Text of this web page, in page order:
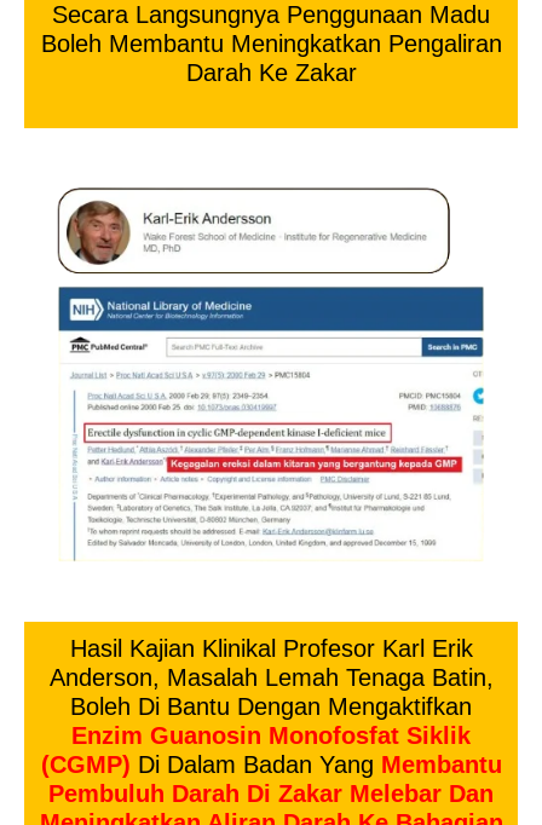
Secara Langsungnya Penggunaan Madu
Boleh Membantu Meningkatkan Pengaliran
Darah Ke Zakar
Hasil Kajian Klinikal Profesor Karl Erik
Anderson, Masalah Lemah Tenaga Batin,
Boleh Di Bantu Dengan Mengaktifkan
Enzim Guanosin Monofosfat Siklik
(cGMP) Di Dalam Badan Yang Membantu
Pembuluh Darah Di Zakar Melebar Dan